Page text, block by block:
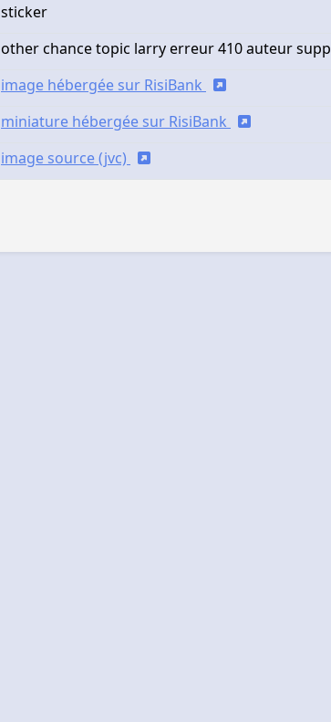
sticker
other chance topic larry erreur 410 auteur
image hébergée sur RisiBank
miniature hébergée sur RisiBank
image source (jvc)